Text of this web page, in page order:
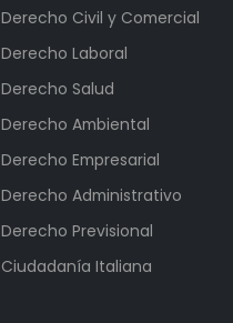
Derecho Civil y Comercial
Derecho Laboral
Derecho Salud
Derecho Ambiental
Derecho Empresarial
Derecho Administrativo
Derecho Previsional
Ciudadanía Italiana